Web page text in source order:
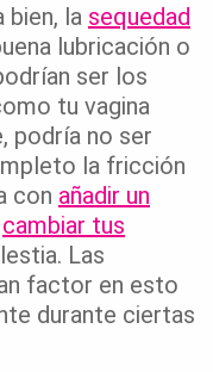
bien, la sequedad
lubricación o
ser los
tu vagina
podría no ser
la fricción
con añadir un
cambiar tus
Las
factor en esto
durante ciertas